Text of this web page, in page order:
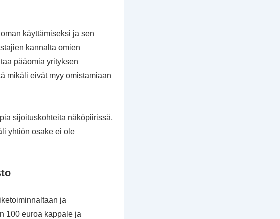
käyttämiseksi ja sen
kannalta omien
pääomia yrityksen
mikäli eivät myy omistamiaan
sijoituskohteita näköpiirissä,
yhtiön osake ei ole
ja
100 euroa kappale ja